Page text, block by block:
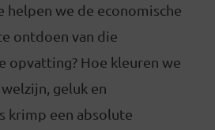
helpen we de economische
ontdoen van die
opvatting? Hoe kleuren we
geluk en
krimp een absolute